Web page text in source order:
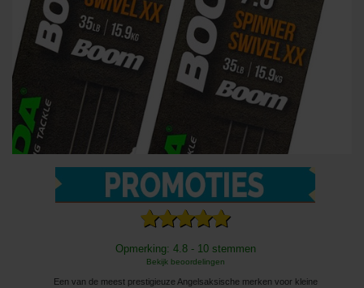
Opmerking: 4.8 - 10 stemmen
Bekijk beoordelingen
Een van de meest prestigieuze Angelsaksische merken voor kleine